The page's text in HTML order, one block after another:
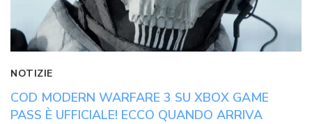
NOTIZIE
COD MODERN WARFARE 3 SU XBOX GAME
PASS È UFFICIALE! ECCO QUANDO ARRIVA